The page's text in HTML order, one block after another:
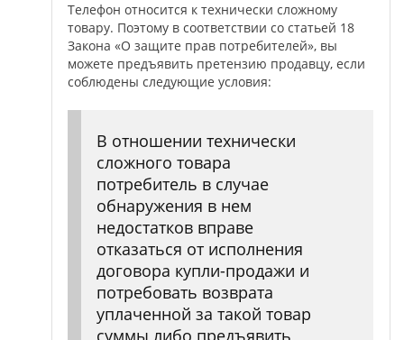
Телефон относится к технически сложному
товару. Поэтому в соответствии со статьей 18
Закона «О защите прав потребителей», вы
можете предъявить претензию продавцу, если
соблюдены следующие условия:
В отношении технически
сложного товара
потребитель в случае
обнаружения в нем
недостатков вправе
отказаться от исполнения
договора купли-продажи и
потребовать возврата
уплаченной за такой товар